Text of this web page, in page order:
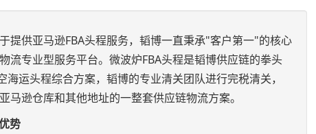
提供亚马逊FBA头程服务，韬博一直秉承"客户第一"的核心
流专业型服务平台。微波炉FBA头程是韬博供应链的拳头
海运头程综合方案，韬博的专业清关团队进行完税清关，
马逊仓库和其他地址的一整套供应链物流方案。
势